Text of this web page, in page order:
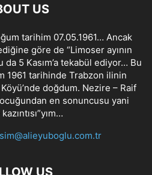
US
tarihim 07.05.1961… Ancak
göre de “Limoser ayının
da 5 Kasım’a tekabül ediyor… Bu
1961 tarihinde Trabzon ilinin
doğdum. Nezire – Raif
en sonuncusu yani
US